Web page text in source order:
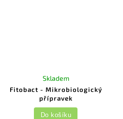
Fitobact - Mikrobiologický
přípravek
Skladem
Do košíku